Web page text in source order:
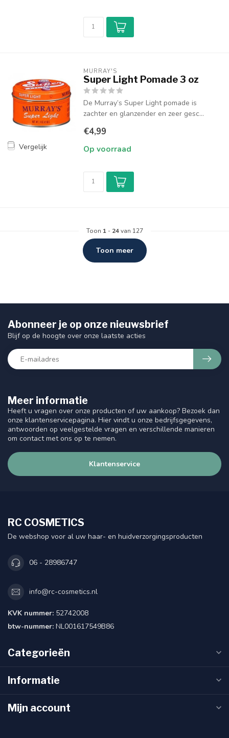
Vergelijk
MURRAY'S
Super Light Pomade 3 oz
De Murray’s Super Light pomade is
zachter en glanzender en zeer gesc...
€4,99
Op voorraad
Toon 1- 24van 127
Toon meer
Meer informatie
Heeft u vragen over onze producten of uw aankoop? Bezoek dan
onze klantenservicepagina. Hier vindt u onze bedrijfsgegevens,
antwoorden op veelgestelde vragen en verschillende manieren
om contact met ons op te nemen.
Klantenservice
Abonneer je op onze nieuwsbrief
Blijf op de hoogte over onze laatste acties
RC COSMETICS
De webshop voor al uw haar- en huidverzorgingsproducten
06 - 28986747
info@rc-cosmetics.nl
KVK nummer: 52742008
btw-nummer: NL001617549B86
Categorieën
Informatie
Mijn account